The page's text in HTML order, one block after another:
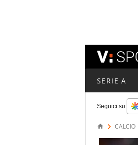
SERIE A
Seguici su:
CALCIO